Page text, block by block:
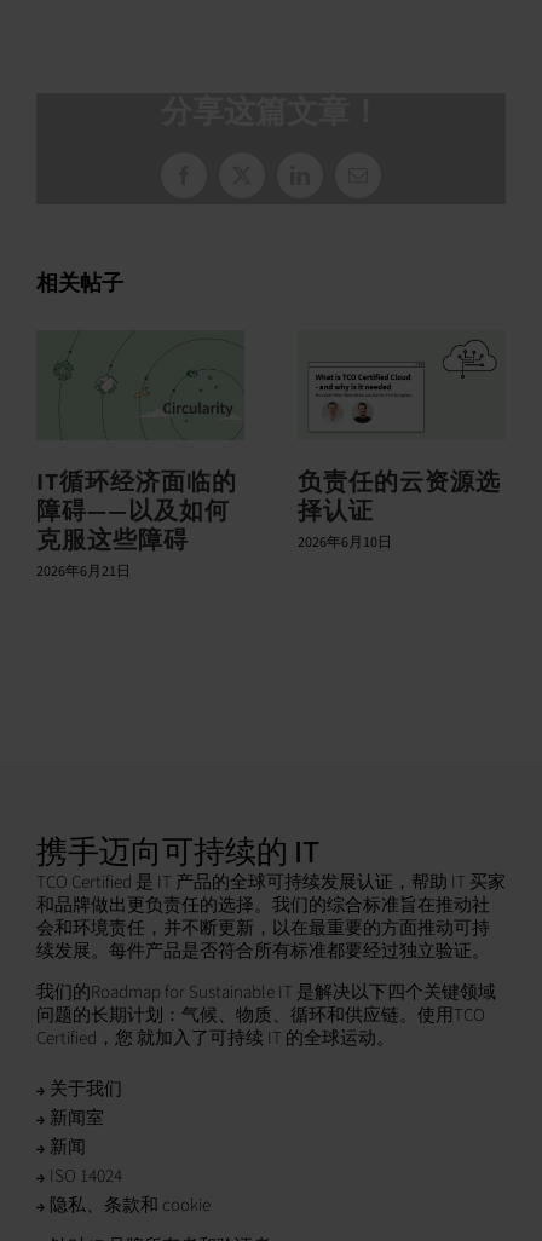
相关帖子
IT循环经济面临的
障碍——以及如何
克服这些障碍
2026年6月21日
负责任的云资源选
择认证
2026年6月10日
携手迈向可持续的 IT
TCO Certified 是 IT 产品的全球可持续发展认证，帮助 IT 买家
和品牌做出更负责任的选择。我们的综合标准旨在推动社
会和环境责任，并不断更新，以在最重要的方面推动可持
续发展。每件产品是否符合所有标准都要经过独立验证。
我们的Roadmap for Sustainable IT 是解决以下四个关键领域
问题的长期计划：气候、物质、循环和供应链。使用TCO
Certified，您 就加入了可持续 IT 的全球运动。
关于我们
新闻室
新闻
ISO 14024
隐私、条款和 cookie